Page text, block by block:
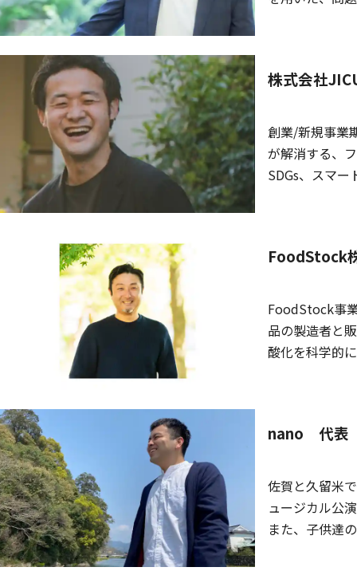
株式会社
創業/新規事業
が解消する、
SDGs、スマ
FoodStock
FoodStock事
品の製造者と
酸化を科学的
nano 代表
佐賀と久留米
ュージカル公
また、子供達